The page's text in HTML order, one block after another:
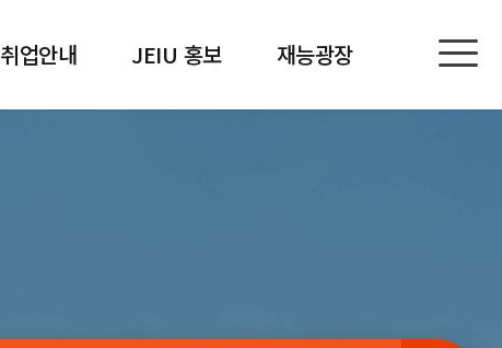
취업안내 JEIU 홍보 재능광장